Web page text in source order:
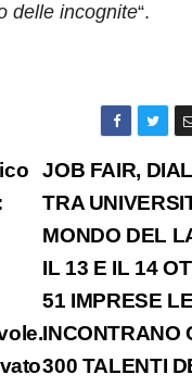
delle incognite“.
JOB FAIR,
TRA
MONDO DEL
IL 13 E IL 14
51 IMPRESE
INCONTRANO
300 TALENTI